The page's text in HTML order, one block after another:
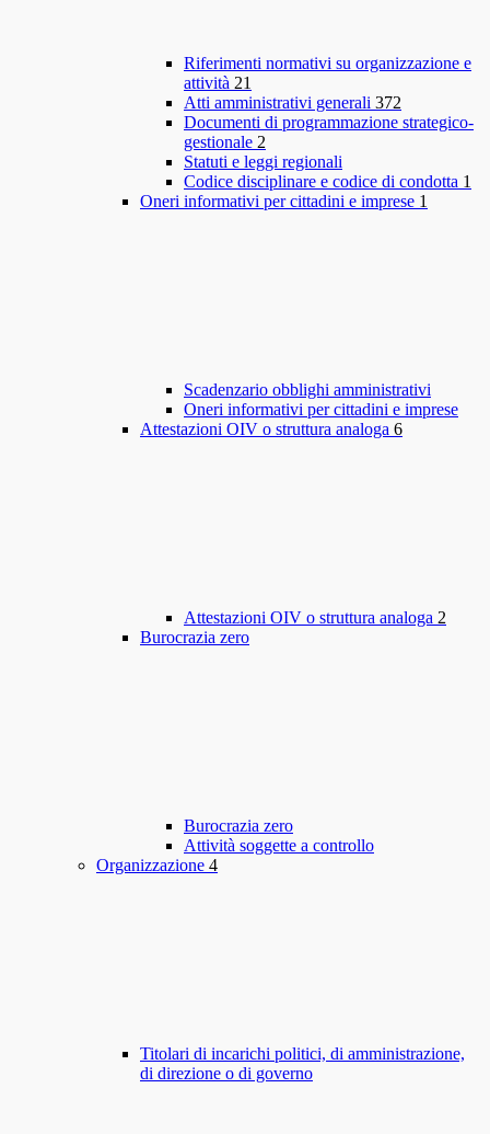
Riferimenti normativi su organizzazione e
attività 21
Atti amministrativi generali 372
Documenti di programmazione strategico-
gestionale 2
Statuti e leggi regionali
Codice disciplinare e codice di condotta 1
Oneri informativi per cittadini e imprese 1
Scadenzario obblighi amministrativi
Oneri informativi per cittadini e imprese
Attestazioni OIV o struttura analoga 6
Attestazioni OIV o struttura analoga 2
Burocrazia zero
Burocrazia zero
Attività soggette a controllo
Organizzazione 4
Titolari di incarichi politici, di amministrazione,
di direzione o di governo